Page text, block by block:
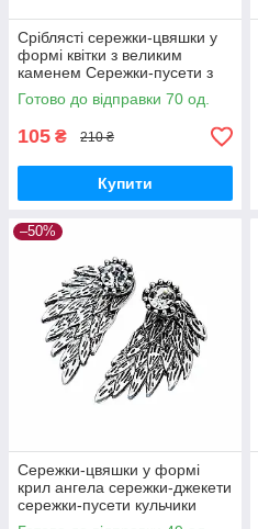
Сріблясті сережки-цвяшки у
формі квітки з великим
каменем Сережки-пусети з
паве
Готово до відправки 70 од.
105 ₴ 210 ₴
Купити
–50%
Сережки-цвяшки у формі
крил ангела сережки-джекети
сережки-пусети кульчики
Крила Ангел «Ангельські